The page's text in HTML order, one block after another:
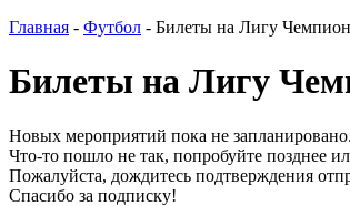
Главная - Футбол - Билеты на Лигу
Билеты на Лигу
Новых мероприятий пока не запланировано.
Что-то пошло не так, попробуйте позднее
Пожалуйста, дождитесь подтверждения
Спасибо за подписку!